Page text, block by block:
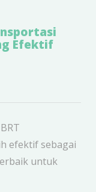
Efektif
efektif sebagai
untuk